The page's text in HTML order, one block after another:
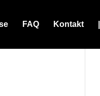
FAQ Kontakt